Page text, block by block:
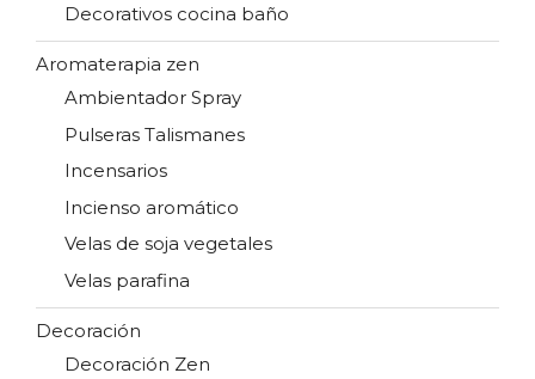
Decorativos cocina baño
Aromaterapia zen
Ambientador Spray
Pulseras Talismanes
Incensarios
Incienso aromático
Velas de soja vegetales
Velas parafina
Decoración
Decoración Zen